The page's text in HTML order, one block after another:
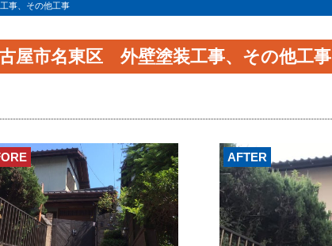
事、その他工事
屋市名東区 外壁塗装工事、その他工事
AFTER